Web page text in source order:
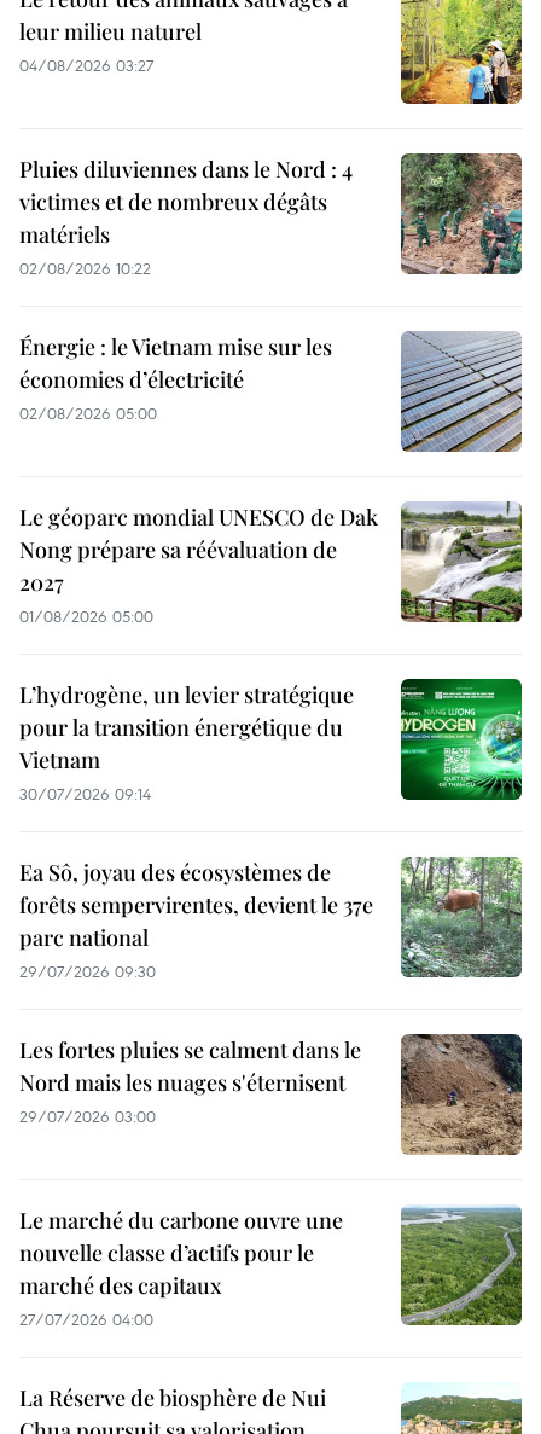
leur milieu naturel
04/08/2026 03:27
Pluies diluviennes dans le Nord : 4
victimes et de nombreux dégâts
matériels
02/08/2026 10:22
Énergie : le Vietnam mise sur les
économies d’électricité
02/08/2026 05:00
Le géoparc mondial UNESCO de Dak
Nong prépare sa réévaluation de
2027
01/08/2026 05:00
L’hydrogène, un levier stratégique
pour la transition énergétique du
Vietnam
30/07/2026 09:14
Ea Sô, joyau des écosystèmes de
forêts sempervirentes, devient le 37e
parc national
29/07/2026 09:30
Les fortes pluies se calment dans le
Nord mais les nuages s'éternisent
29/07/2026 03:00
Le marché du carbone ouvre une
nouvelle classe d’actifs pour le
marché des capitaux
27/07/2026 04:00
La Réserve de biosphère de Nui